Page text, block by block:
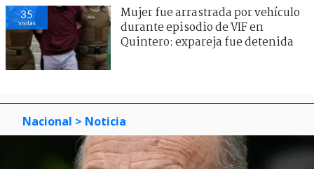
35
visitas
Mujer fue arrastrada por vehículo
durante episodio de VIF en
Quintero: expareja fue detenida
Nacional > Noticia